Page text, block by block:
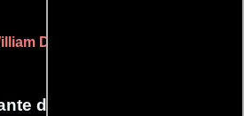
D. Barber
de dirección